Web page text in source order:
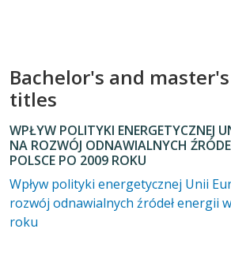
Bachelor's and
titles
WPŁYW POLITYKI ENERGETYCZNEJ
NA ROZWÓJ ODNAWIALNYCH
POLSCE PO 2009 ROKU
Wpływ polityki energetycznej Unii
rozwój odnawialnych źródeł energii
roku